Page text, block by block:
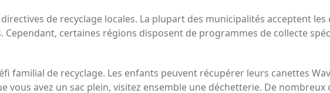
de recyclage locales. La plupart des municipalités acceptent les
Cependant, certaines régions disposent de programmes de collecte
familial de recyclage. Les enfants peuvent récupérer leurs canettes
vous avez un sac plein, visitez ensemble une déchetterie. De nombreux